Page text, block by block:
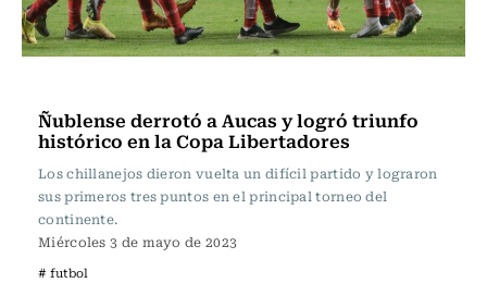
Ñublense derrotó a Aucas y logró triunfo
histórico en la Copa Libertadores
Los chillanejos dieron vuelta un difícil partido y lograron
sus primeros tres puntos en el principal torneo del
continente.
Miércoles 3 de mayo de 2023
# futbol